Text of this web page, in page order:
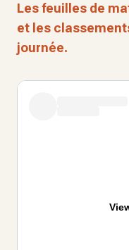
Les feuilles de
et les
journée.